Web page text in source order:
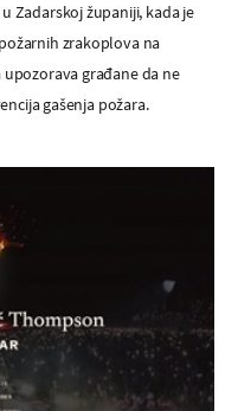
Zadarskoj županiji, kada je
zrakoplova na
građane da ne
gašenja požara.